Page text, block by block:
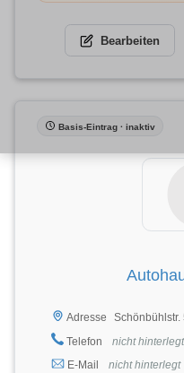
Bearbeiten
Basis-Eintrag · inaktiv
Adresse
Telefon
nicht hinterlegt
E-Mail
nicht hinterlegt